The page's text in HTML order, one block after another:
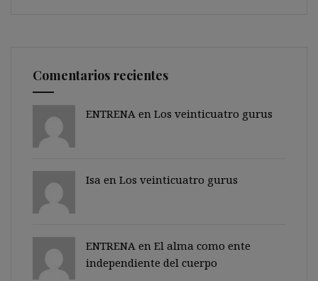
Comentarios recientes
ENTRENA en Los veinticuatro gurus
Isa en Los veinticuatro gurus
ENTRENA en El alma como ente
independiente del cuerpo